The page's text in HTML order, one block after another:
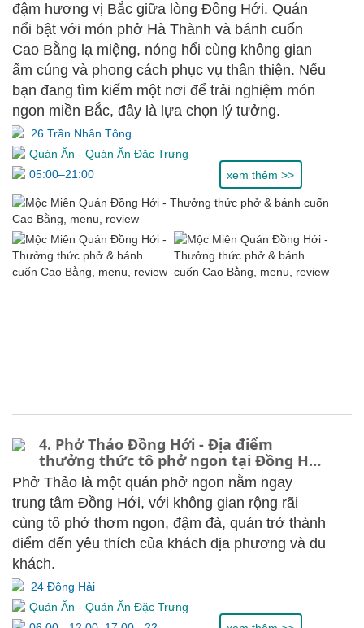
đậm hương vị Bắc giữa lòng Đồng Hới. Quán
nổi bật với món phở Hà Thành và bánh cuốn
Cao Bằng lạ miệng, nóng hổi cùng không gian
ấm cúng và phong cách phục vụ thân thiện. Nếu
bạn đang tìm kiếm một nơi để trải nghiệm món
ngon miền Bắc, đây là lựa chọn lý tưởng.
26 Trần Nhân Tông
Quán Ăn - Quán Ăn Đặc Trưng
05:00–21:00
xem thêm >>
4. Phở Thảo Đồng Hới - Địa điểm
thưởng thức tô phở ngon tại Đồng Hới,
menu, review
Phở Thảo là một quán phở ngon nằm ngay
trung tâm Đồng Hới, với không gian rộng rãi
cùng tô phở thơm ngon, đậm đà, quán trở thành
điểm đến yêu thích của khách địa phương và du
khách.
24 Đông Hải
Quán Ăn - Quán Ăn Đặc Trưng